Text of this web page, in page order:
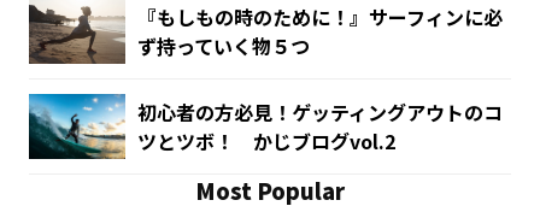
『もしもの時のために！』サーフィンに必
ず持っていく物５つ
初心者の方必見！ゲッティングアウトのコ
ツとツボ！ かじブログvol.2
Most Popular